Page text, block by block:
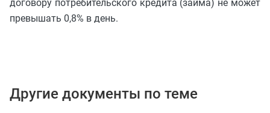
договору потребительского кредита (займа) не может
превышать 0,8% в день.
Другие документы по теме